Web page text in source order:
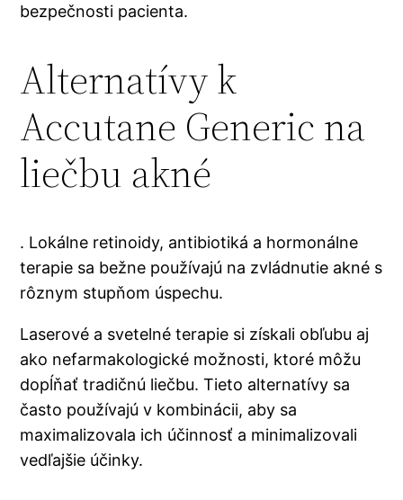
bezpečnosti pacienta.
Alternatívy k
Accutane Generic na
liečbu akné
. Lokálne retinoidy, antibiotiká a hormonálne
terapie sa bežne používajú na zvládnutie akné s
rôznym stupňom úspechu.
Laserové a svetelné terapie si získali obľubu aj
ako nefarmakologické možnosti, ktoré môžu
dopĺňať tradičnú liečbu. Tieto alternatívy sa
často používajú v kombinácii, aby sa
maximalizovala ich účinnosť a minimalizovali
vedľajšie účinky.